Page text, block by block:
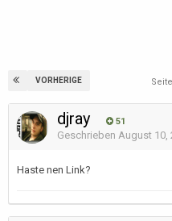
VORHERIGE
djray 51
Geschrieben August 10,
Haste nen Link?